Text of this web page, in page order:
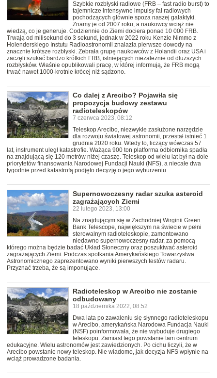
Szybkie rozbłyski radiowe (FRB – fast radio burst) to
tajemnicze intensywne impulsy fal radiowych
pochodzących głównie spoza naszej galaktyki.
Znamy je od 2007 roku, a naukowcy wciąż nie
wiedzą, co je generuje. Codziennie do Ziemi dociera ponad 10 000 FRB.
Trwają od milisekund do 3 sekund, jednak w 2022 roku Kenzie Nimmo z
Holenderskiego Instutu Radioastronomii znalazła pierwsze dowody na
znacznie krótsze rozbłyski. Zebrała grupę naukowców z Holandii oraz USA i
zaczęli szukać bardzo krótkich FRB, istniejących niezależnie od dłuższych
rozbłysków. Właśnie opublikowali pracę, w której informują, że FRB mogą
trwać nawet 1000-krotnie krócej niż sądzono.
Co dalej z Arecibo? Pojawiła się
propozycja budowy zestawu
radioteleskopów
7 czerwca 2023, 08:12
Teleskop Arecibo, niezwykle zasłużone narzędzie
dla rozwoju światowej astronomii, przestał istnieć 1
grudnia 2020 roku. Wtedy to, liczący wówczas 57
lat, instrument uległ katastrofie. Ważąca 900 ton platforma odbiornika spadła
na znajdującą się 120 metrów niżej czaszę. Teleskop od wielu lat był na dole
priorytetów finansowania Narodowej Fundacji Nauki (NFS), a niecałe dwa
tygodnie przed katastrofą podjęto decyzję o jego wyburzeniu
Supernowoczesny radar szuka asteroid
zagrażających Ziemi
22 lutego 2023, 13:00
Na znajdującym się w Zachodniej Wirginii Green
Bank Telescope, największym na świecie w pełni
sterowalnym radioteleskopie, zamontowano
niedawno supernowoczesny radar, za pomocą
którego można będzie badać Układ Słoneczny oraz poszukiwać asteroid
zagrażających Ziemi. Podczas spotkania Amerykańskiego Towarzystwa
Astronomicznego zaprezentowano wyniki pierwszych testów radaru.
Przyznać trzeba, że są imponujące.
Radioteleskop w Arecibo nie zostanie
odbudowany
18 października 2022, 08:52
Dwa lata po zawaleniu się słynnego radioteleskopu
w Arecibo, amerykańska Narodowa Fundacja Nauki
(NSF) poinformowała, że nie wybuduje drugiego
teleskopu. Zamiast tego powstanie tam centrum
edukacyjne. Wielu astronomów jest zawiedzionych. Po cichu liczyli, że w
Arecibo powstanie nowy teleskop. Nie wiadomo, jak decyzja NFS wpłynie na
wciąż prowadzone badania.